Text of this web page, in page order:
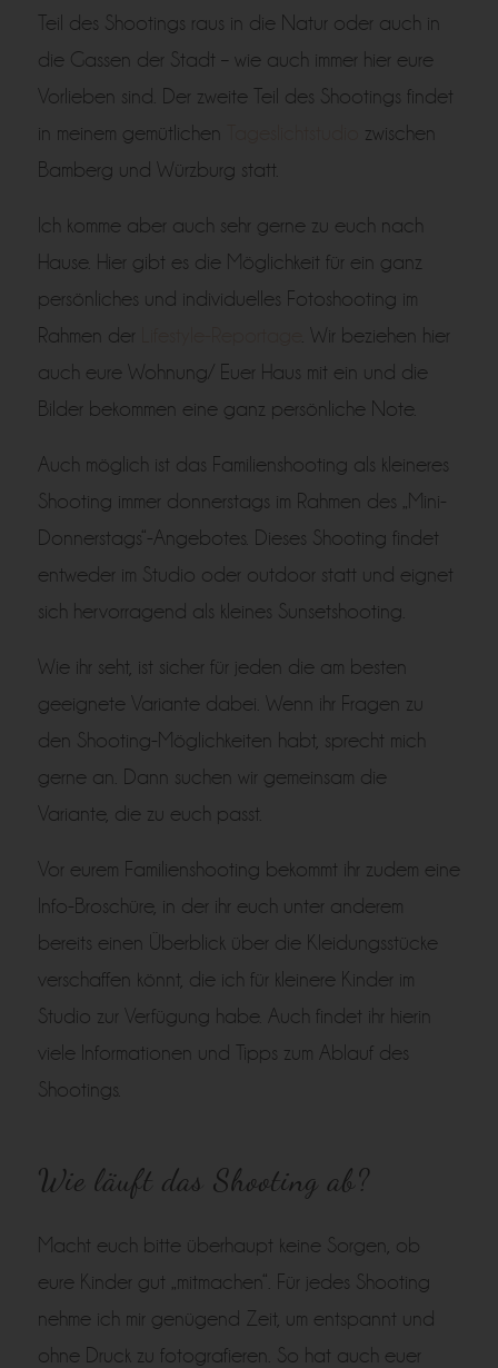
Teil des Shootings raus in die Natur oder auch in
die Gassen der Stadt – wie auch immer hier eure
Vorlieben sind. Der zweite Teil des Shootings findet
in meinem gemütlichen
zwischen
Bamberg und Würzburg statt.
Ich komme aber auch sehr gerne zu euch nach
Hause. Hier gibt es die Möglichkeit für ein ganz
persönliches und individuelles Fotoshooting im
Rahmen der
. Wir beziehen hier
auch eure Wohnung/ Euer Haus mit ein und die
Bilder bekommen eine ganz persönliche Note.
Auch möglich ist das Familienshooting als kleineres
Shooting immer donnerstags im Rahmen des „Mini-
Donnerstags“-Angebotes. Dieses Shooting findet
entweder im Studio oder outdoor statt und eignet
sich hervorragend als kleines Sunsetshooting.
Wie ihr seht, ist sicher für jeden die am besten
geeignete Variante dabei. Wenn ihr Fragen zu
den Shooting-Möglichkeiten habt, sprecht mich
gerne an. Dann suchen wir gemeinsam die
Variante, die zu euch passt.
Vor eurem Familienshooting bekommt ihr zudem eine
Info-Broschüre, in der ihr euch unter anderem
bereits einen Überblick über die Kleidungsstücke
verschaffen könnt, die ich für kleinere Kinder im
Studio zur Verfügung habe. Auch findet ihr hierin
viele Informationen und Tipps zum Ablauf des
Shootings.
Wie läuft das Shooting ab?
Macht euch bitte überhaupt keine Sorgen, ob
eure Kinder gut „mitmachen“. Für jedes Shooting
nehme ich mir genügend Zeit, um entspannt und
ohne Druck zu fotografieren. So hat auch euer